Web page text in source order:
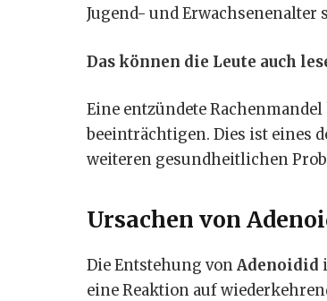
Jugend- und Erwachsenenalter
Das können die Leute auch
Eine entzündete
beeinträchtigen. Dies ist eines
weiteren gesundheitlichen
Ursachen von
Die Entstehung vonAdenoidid
eine Reaktion auf